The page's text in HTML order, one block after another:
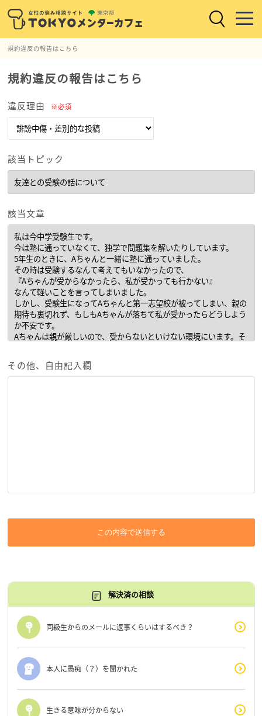
規約違反の報告はこちら
規約違反の報告はこちら
違反理由 ※必須
該当トピック
該当文章
その他、自由記入欄
この内容で送信する
解決済の相談
同級生からのメールに返事くらいはするべき？
本人に愚痴（？）を聞かれた
生きる意味が分からない